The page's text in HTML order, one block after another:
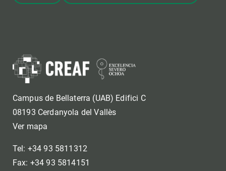
Campus de Bellaterra (UAB) Edifici C
08193 Cerdanyola del Vallès
Ver mapa
Tel: +34 93 5811312
Fax: +34 93 5814151